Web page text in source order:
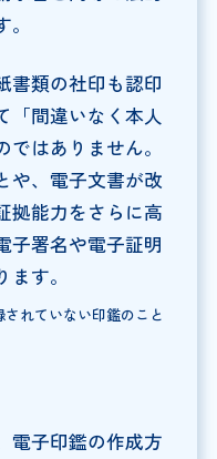
書類の社印も認印
「間違いなく本人
はありません。
や、電子文書が改
拠能力をさらに高
子署名や電子証明
す。
れていない印鑑のこと
電子印鑑の作成方